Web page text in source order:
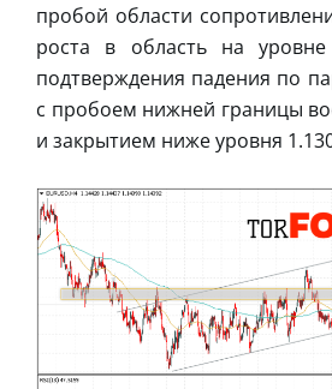
пробой области
роста в область на
подтверждения падения по
с пробоем нижней границы
и закрытием ниже уровня